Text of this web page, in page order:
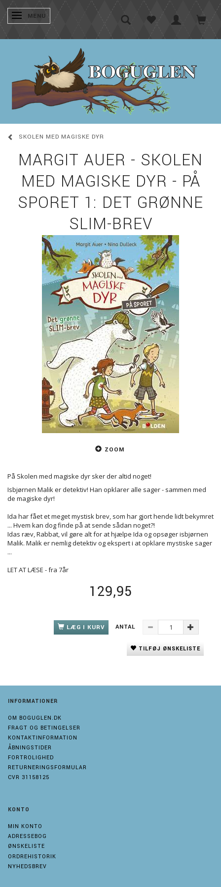
SKIFTE NAVIGATION
MENU
SKOLEN MED MAGISKE DYR
MARGIT AUER - SKOLEN
MED MAGISKE DYR - PÅ
SPORET 1: DET GRØNNE
SLIM-BREV
ZOOM
På Skolen med magiske dyr sker der altid noget!
Isbjørnen Malik er detektiv! Han opklarer alle sager - sammen med
de magiske dyr!
Ida har fået et meget mystisk brev, som har gjort hende lidt bekymret
... Hvem kan dog finde på at sende sådan noget?!
Idas ræv, Rabbat, vil gøre alt for at hjælpe Ida og opsøger isbjørnen
Malik. Malik er nemlig detektiv og ekspert i at opklare mystiske sager
...
LET AT LÆSE - fra 7år
129,95
LÆG I KURV ANTAL
TILFØJ ØNSKELISTE
INFORMATIONER
OM BOGUGLEN.DK
FRAGT OG BETINGELSER
KONTAKTINFORMATION
ÅBNINGSTIDER
FORTROLIGHED
RETURNERINGSFORMULAR
CVR 31158125
KONTO
MIN KONTO
ADRESSEBOG
ØNSKELISTE
ORDREHISTORIK
NYHEDSBREV